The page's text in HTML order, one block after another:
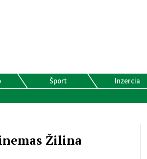
Šport Inzercia
Žilina